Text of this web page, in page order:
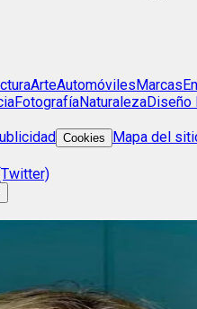
ArteAutomóvilesMarcas
FotografíaNaturalezaDiseño
Cookies Mapa del